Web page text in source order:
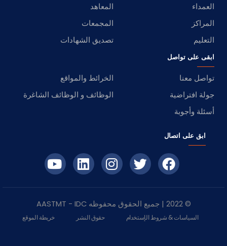
العمداء
المعاهد
المراكز
المجمعات
التعليم
تصديق الشهادات
ابقى على تواصل
تواصل معنا
الخرائط والمواقع
جولة افتراضية
الوظائف و الوظائف الشاغرة
أسئلة وأجوبة
ابق على اتصال
© 2022 | جميع الحقوق محفوظه IDC
- AASTMT
السياسات & شروط الإستخدام حقوق النشر خريطة الموقع